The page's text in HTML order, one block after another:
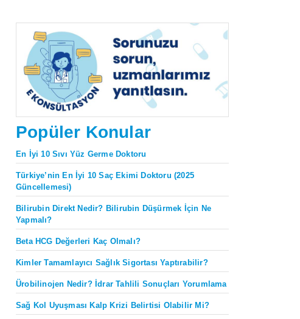
Popüler Konular
En İyi 10 Sıvı Yüz Germe Doktoru
Türkiye’nin En İyi 10 Saç Ekimi Doktoru (2025
Güncellemesi)
Bilirubin Direkt Nedir? Bilirubin Düşürmek İçin Ne
Yapmalı?
Beta HCG Değerleri Kaç Olmalı?
Kimler Tamamlayıcı Sağlık Sigortası Yaptırabilir?
Ürobilinojen Nedir? İdrar Tahlili Sonuçları Yorumlama
Sağ Kol Uyuşması Kalp Krizi Belirtisi Olabilir Mi?